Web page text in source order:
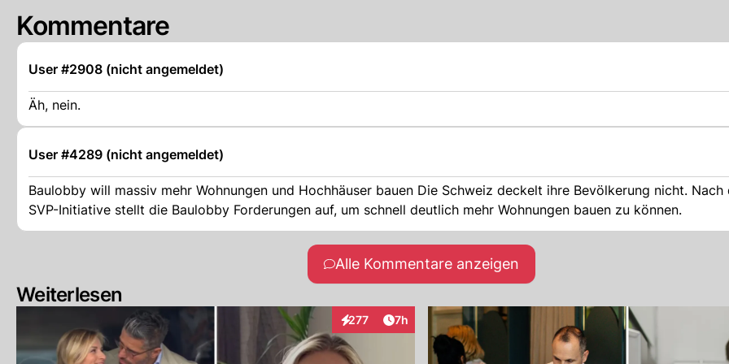
Kommentare
User #2908 (nicht angemeldet)
Äh, nein.
User #4289 (nicht angemeldet)
Baulobby will massiv mehr Wohnungen und Hochhäuser bauen Die Schweiz deckelt ihre Bevölkerung nicht. Nach dem Nein zur
SVP-Initiative stellt die Baulobby Forderungen auf, um schnell deutlich mehr Wohnungen bauen zu können.
Alle Kommentare anzeigen
Weiterlesen
277
InteraktionenArtikel veröffentlicht:
7h